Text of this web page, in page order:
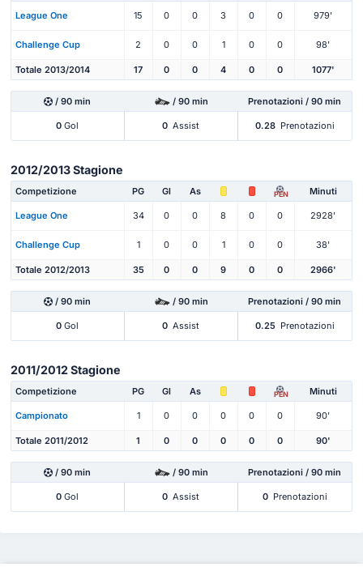
League One 15 0 0 3 0 0 979'
Challenge Cup 2 0 0 1 0 0 98'
Totale 2013/2014 17 0 0 4 0 0 1077'
/ 90 min / 90 min Prenotazioni / 90 min
0 Gol 0 Assist 0.28 Prenotazioni
2012/2013 Stagione
Competizione PG Gl As PEN Minuti
League One 34 0 0 8 0 0 2928'
Challenge Cup 1 0 0 1 0 0 38'
Totale 2012/2013 35 0 0 9 0 0 2966'
/ 90 min / 90 min Prenotazioni / 90 min
0 Gol 0 Assist 0.25 Prenotazioni
2011/2012 Stagione
Competizione PG Gl As PEN Minuti
Campionato 1 0 0 0 0 0 90'
Totale 2011/2012 1 0 0 0 0 0 90'
/ 90 min / 90 min Prenotazioni / 90 min
0 Gol 0 Assist 0 Prenotazioni